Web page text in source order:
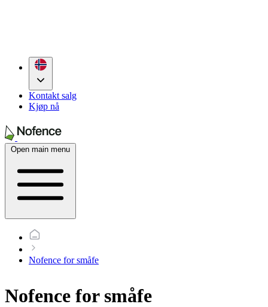
Kontakt salg
Kjøp nå
Open main menu
Nofence for småfe
Nofence for småfe